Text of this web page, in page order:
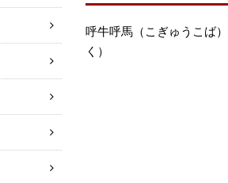
呼牛呼馬（こぎゅうこば
く）